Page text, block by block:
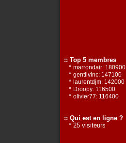
:: Top 5 membres
* marrondair: 180900
* gentilvinc: 147100
* laurentdjm: 142000
* Droopy: 116500
* olivier77: 116400
:: Qui est en ligne ?
* 25 visiteurs